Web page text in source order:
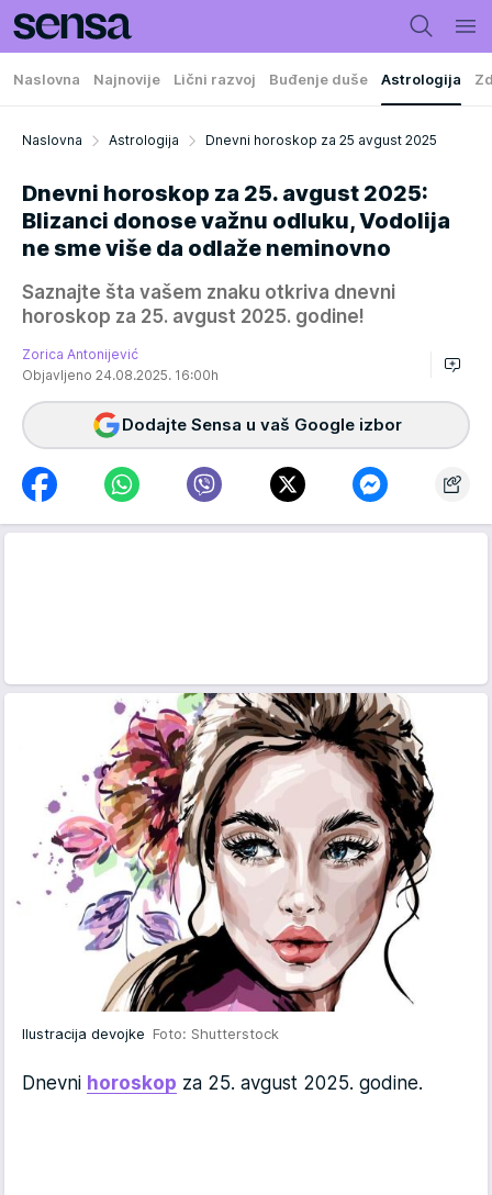
Naslovna Najnovije Lični razvoj Buđenje duše Astrologija
Naslovna Astrologija Dnevni horoskop za 25 avgust 2025
Dnevni horoskop za 25. avgust 2025:
Blizanci donose važnu odluku, Vodolija
ne sme više da odlaže neminovno
Saznajte šta vašem znaku otkriva dnevni
horoskop za 25. avgust 2025. godine!
Zorica Antonijević
Objavljeno 24.08.2025. 16:00h
Dodajte Sensa u vaš Google izbor
Ilustracija devojke Foto: Shutterstock
Dnevni horoskop za 25. avgust 2025. godine.